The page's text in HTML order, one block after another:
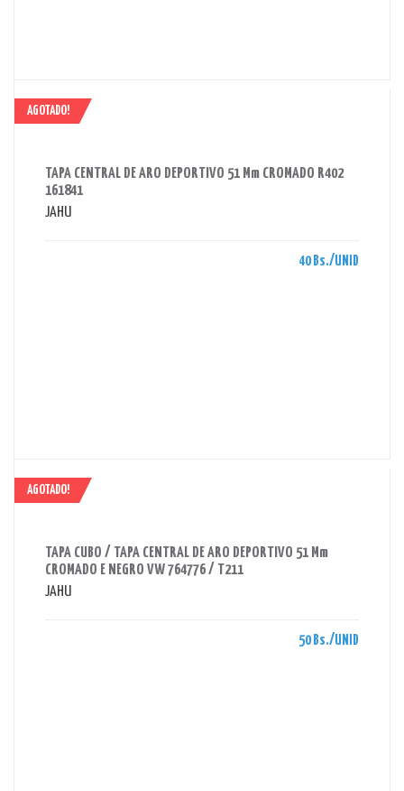
AGOTADO!
TAPA CENTRAL DE ARO DEPORTIVO 51 Mm CROMADO R402
161841
JAHU
40 Bs./UNID
AGOTADO!
TAPA CUBO / TAPA CENTRAL DE ARO DEPORTIVO 51 Mm
CROMADO E NEGRO VW 764776 / T211
JAHU
50 Bs./UNID